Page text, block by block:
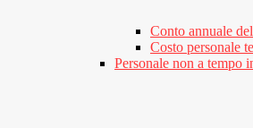
Conto annuale
Costo personale
Personale non a tempo